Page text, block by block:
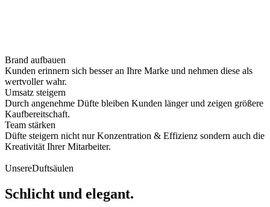
Brand aufbauen
Kunden erinnern sich besser an Ihre Marke und nehmen diese als
wertvoller wahr.
Umsatz steigern
Durch angenehme Düfte bleiben Kunden länger und zeigen größere
Kaufbereitschaft.
Team stärken
Düfte steigern nicht nur Konzentration & Effizienz sondern auch die
Kreativität Ihrer Mitarbeiter.
UnsereDuftsäulen
Schlicht und elegant.